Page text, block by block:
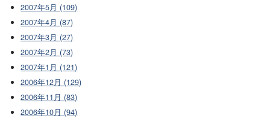
2007年5月 (109)
2007年4月 (87)
2007年3月 (27)
2007年2月 (73)
2007年1月 (121)
2006年12月 (129)
2006年11月 (83)
2006年10月 (94)